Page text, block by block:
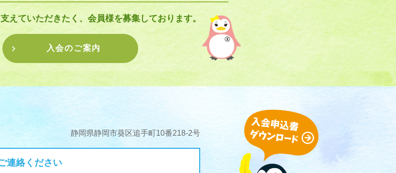
えていただきたく、会員様を募集しております。
入会のご案内
静岡県静岡市葵区追手町10番218-2号
連絡ください